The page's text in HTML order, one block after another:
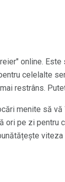
online.
celelalte
restrâns.
menite să
pe zi pentru
viteza